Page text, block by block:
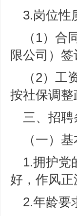
3.岗位性
（1）
限公司）签
（2）
按社保调整
三、招聘
（一）
1.拥护党
好，作风正
2.年龄要